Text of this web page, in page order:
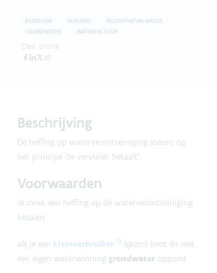
BEDRIJVEN BURGERS
BEDRIJFSAFVALWATER
GRONDWATER
WATERFACTUUR
Deel online
Beschrijving
De heffing op waterverontreiniging steunt op
het principe 'de vervuiler betaalt'.
Voorwaarden
Je moet een heffing op de waterverontreiniging
betalen:
als je een kleinverbruiker
(gezin) bent én met
een eigen waterwinning grondwater oppomt